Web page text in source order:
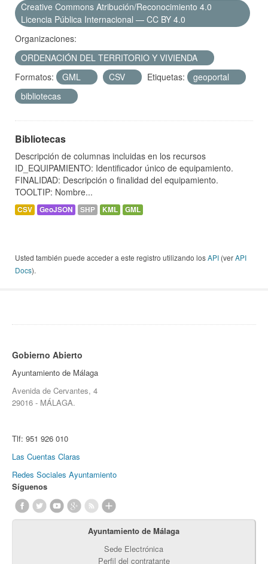
Creative Commons Atribución/Reconocimiento 4.0
Licencia Pública Internacional — CC BY 4.0
Organizaciones:
ORDENACIÓN DEL TERRITORIO Y VIVIENDA
Formatos:
GML CSV Etiquetas:
geoportal
bibliotecas
Bibliotecas
Descripción de columnas incluidas en los recursos
ID_EQUIPAMIENTO: Identificador único de equipamiento.
FINALIDAD: Descripción o finalidad del equipamiento.
TOOLTIP: Nombre...
CSV GeoJSON SHP KML GML
Usted también puede acceder a este registro utilizando losAPI (verAPI
Docs).
Gobierno Abierto
Ayuntamiento de Málaga
Avenida de Cervantes, 4
29016 - MÁLAGA.
Tlf: 951 926 010
Las Cuentas Claras
Redes Sociales Ayuntamiento
Síguenos
Ayuntamiento de Málaga
Sede Electrónica
Perfil del contratante